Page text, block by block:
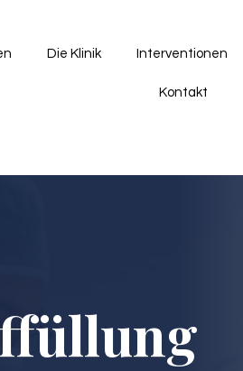
Die Klinik Interventionen
Kontakt